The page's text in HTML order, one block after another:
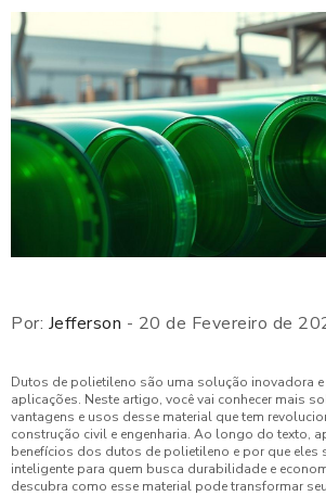
Por: Jefferson - 20 de Fevereiro de
Dutos de polietileno são uma solução inovadora e
aplicações. Neste artigo, você vai conhecer mais
vantagens e usos desse material que tem
construção civil e engenharia. Ao longo do texto,
benefícios dos dutos de polietileno e por que eles
inteligente para quem busca durabilidade e
descubra como esse material pode transformar